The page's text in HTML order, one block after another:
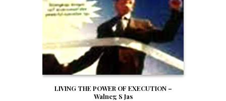
LIVING THE POWER OF EXECUTION –
Walneg S Jas